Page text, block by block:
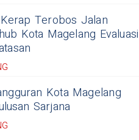
Terobos Jalan
Kota Magelang Evaluasi
Kota Magelang
Sarjana